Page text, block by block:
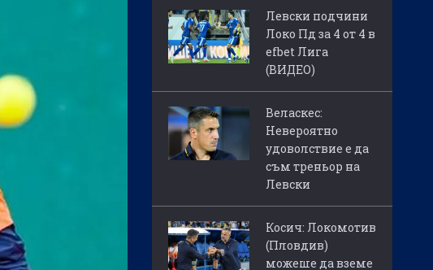
Левски подчини
Локо Пд за 4 от 4 в
efbet Лига
(ВИДЕО)
Веласкес:
Невероятно
удоволствие е да
съм треньор на
Левски
Косич: Локомотив
(Пловдив)
можеше да вземе